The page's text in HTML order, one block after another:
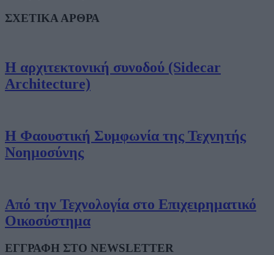
ΣΧΕΤΙΚΑ ΑΡΘΡΑ
Η αρχιτεκτονική συνοδού (Sidecar
Architecture)
Η Φαουστική Συμφωνία της Τεχνητής
Νοημοσύνης
Από την Τεχνολογία στο Επιχειρηματικό
Οικοσύστημα
ΕΓΓΡΑΦΗ ΣΤΟ NEWSLETTER